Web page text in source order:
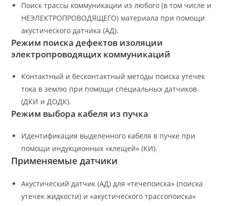
Поиск трассы коммуникации из любого (в том числе и
НЕЭЛЕКТРОПРОВОДЯЩЕГО) материала при помощи
акустического датчика (АД).
Режим поиска дефектов изоляции
электропроводящих коммуникаций
Контактный и бесконтактный методы поиска утечек
тока в землю при помощи специальных датчиков
(ДКИ и ДОДК).
Режим выбора кабеля из пучка
Идентификация выделенного кабеля в пучке при
помощи индукционных «клещей» (КИ).
Применяемые датчики
Акустический датчик (АД) для «течепоиска» (поиска
утечек жидкости) и «акустического трассопоиска»